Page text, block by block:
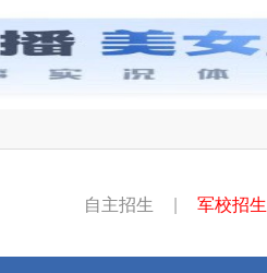
自主招生 军校招生